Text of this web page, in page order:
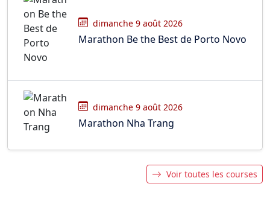
dimanche 9 août 2026
Marathon Be the Best de Porto Novo
dimanche 9 août 2026
Marathon Nha Trang
Voir toutes les courses